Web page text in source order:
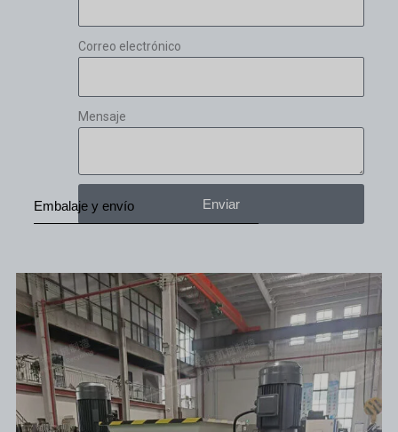
Correo electrónico
Mensaje
Enviar
Embalaje y envío